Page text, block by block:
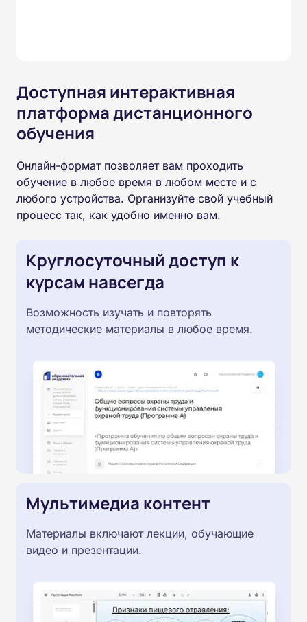
Доступная интерактивная
платформа дистанционного
обучения
Онлайн-формат позволяет вам проходить
обучение в любое время в любом месте и с
любого устройства. Организуйте свой учебный
процесс так, как удобно именно вам.
Круглосуточный доступ к
курсам навсегда
Возможность изучать и повторять
методические материалы в любое время.
Мультимедиа контент
Материалы включают лекции, обучающие
видео и презентации.